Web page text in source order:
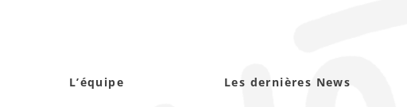
L’équipe Les dernières News